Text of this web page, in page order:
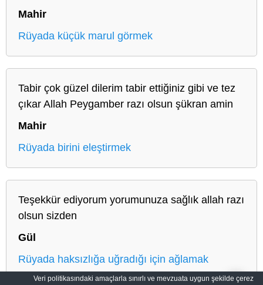
Mahir
Rüyada küçük marul görmek
Tabir çok güzel dilerim tabir ettiğiniz gibi ve tez
çıkar Allah Peygamber razı olsun şükran amin
Mahir
Rüyada birini eleştirmek
Teşekkür ediyorum yorumunuza sağlık allah razı
olsun sizden
Gül
Rüyada haksızlığa uğradığı için ağlamak
Veri politikasındaki amaçlarla sınırlı ve mevzuata uygun şekilde çerez